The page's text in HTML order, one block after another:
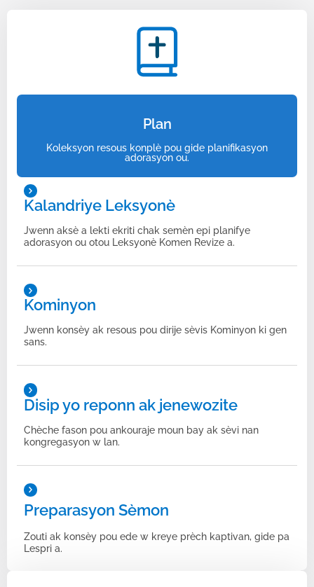
Plan
Koleksyon resous konplè pou gide planifikasyon
adorasyon ou.
Kalandriye Leksyonè
Jwenn aksè a lekti ekriti chak semèn epi planifye
adorasyon ou otou Leksyonè Komen Revize a.
Kominyon
Jwenn konsèy ak resous pou dirije sèvis Kominyon ki gen
sans.
Disip yo reponn ak jenewozite
Chèche fason pou ankouraje moun bay ak sèvi nan
kongregasyon w lan.
Preparasyon Sèmon
Zouti ak konsèy pou ede w kreye prèch kaptivan, gide pa
Lespri a.